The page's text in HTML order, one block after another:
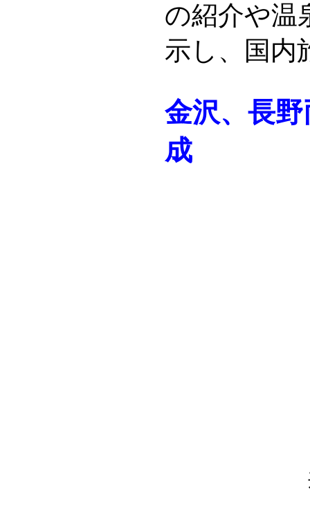
の紹介や温
示し、国内
金沢、長
成